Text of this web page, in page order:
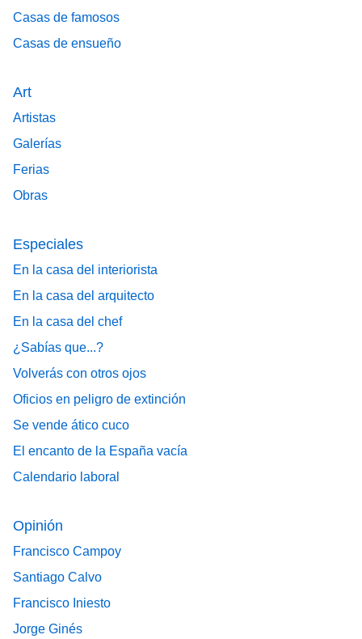
Casas de famosos
Casas de ensueño
Art
Artistas
Galerías
Ferias
Obras
Especiales
En la casa del interiorista
En la casa del arquitecto
En la casa del chef
¿Sabías que...?
Volverás con otros ojos
Oficios en peligro de extinción
Se vende ático cuco
El encanto de la España vacía
Calendario laboral
Opinión
Francisco Campoy
Santiago Calvo
Francisco Iniesto
Jorge Ginés